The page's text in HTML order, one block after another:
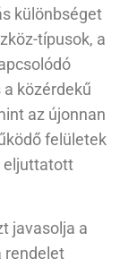
különbséget
típusok, a
közérdekű
az újonnan
felületek
eljuttatott
javasolja a
rendelet